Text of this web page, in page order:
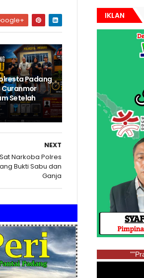
Padang
Curanmor
Setelah
NEXT
Narkoba Polres
Bukti Sabu dan
Ganja
IKLAN